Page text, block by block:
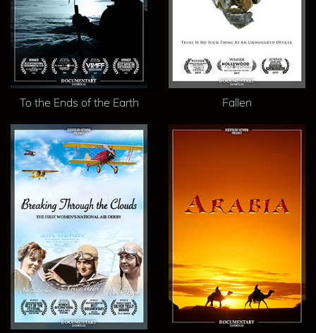
To the Ends of the Earth Fallen